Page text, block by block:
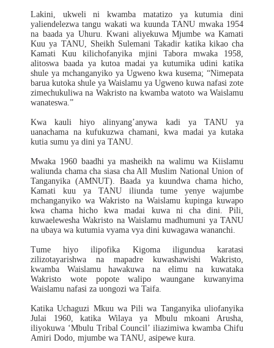
Lakini, ukweli ni kwamba matatizo ya kutumia dini
yaliendelezwa tangu wakati wa kuunda TANU mwaka 1954
na baada ya Uhuru. Kwani aliyekuwa Mjumbe wa Kamati
Kuu ya TANU, Sheikh Sulemani Takadir katika kikao cha
Kamati Kuu kilichofanyika mjini Tabora mwaka 1958,
alitoswa baada ya kutoa madai ya kutumika udini katika
shule ya mchanganyiko ya Ugweno kwa kusema; “Nimepata
barua kutoka shule ya Waislamu ya Ugweno kuwa nafasi zote
zimechukuliwa na Wakristo na kwamba watoto wa Waislamu
wanateswa.”
Kwa kauli hiyo alinyang’anywa kadi ya TANU ya
uanachama na kufukuzwa chamani, kwa madai ya kutaka
kutia sumu ya dini ya TANU.
Mwaka 1960 baadhi ya masheikh na walimu wa Kiislamu
waliunda chama cha siasa cha All Muslim National Union of
Tanganyika (AMNUT). Baada ya kuundwa chama hicho,
Kamati kuu ya TANU iliunda tume yenye wajumbe
mchanganyiko wa Wakristo na Waislamu kupinga kuwapo
kwa chama hicho kwa madai kuwa ni cha dini. Pili,
kuwaelewesha Wakristo na Waislamu madhumuni ya TANU
na ubaya wa kutumia vyama vya dini kuwagawa wananchi.
Tume hiyo ilipofika Kigoma iligundua karatasi
zilizotayarishwa na mapadre kuwashawishi Wakristo,
kwamba Waislamu hawakuwa na elimu na kuwataka
Wakristo wote popote walipo waungane kuwanyima
Waislamu nafasi za uongozi wa Taifa.
Katika Uchaguzi Mkuu wa Pili wa Tanganyika uliofanyika
Julai 1960, katika Wilaya ya Mbulu mkoani Arusha,
iliyokuwa ‘Mbulu Tribal Council’ iliazimiwa kwamba Chifu
Amiri Dodo, mjumbe wa TANU, asipewe kura.